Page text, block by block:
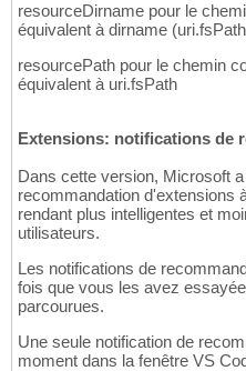
resourceDirname pour le
équivalent à dirname (uri.fsPath
resourcePath pour le chemin
équivalent à uri.fsPath
Extensions: notifications de
Dans cette version, Microsoft
recommandation d'extensions
rendant plus intelligentes et
utilisateurs.
Les notifications de
fois que vous les avez
parcourues.
Une seule notification de
moment dans la fenêtre VS